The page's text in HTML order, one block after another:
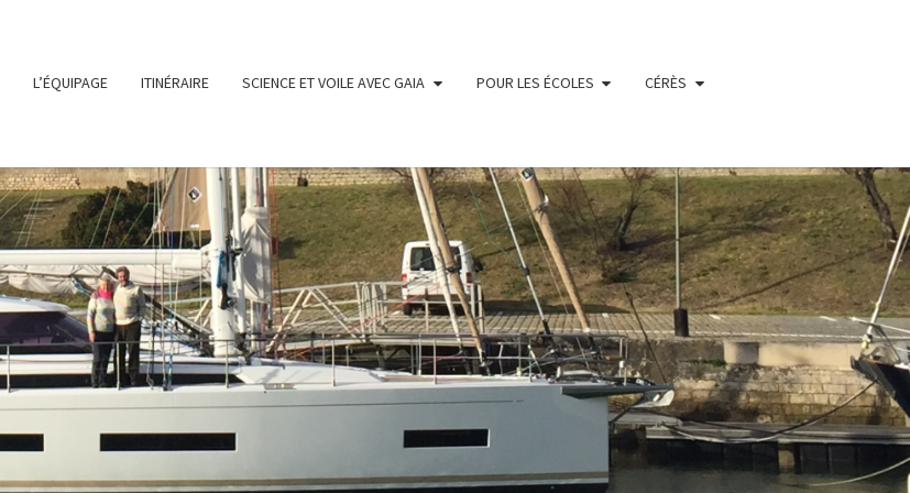
L’ÉQUIPAGE ITINÉRAIRE SCIENCE ET VOILE AVEC GAIA POUR LES ÉCOLES CÉRÈS
SY-
LE SITE DE
NOTRE
PROJET DE
SUR GAIA